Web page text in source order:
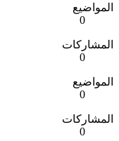
المواضيع
0
المشاركات
0
المواضيع
0
المشاركات
0